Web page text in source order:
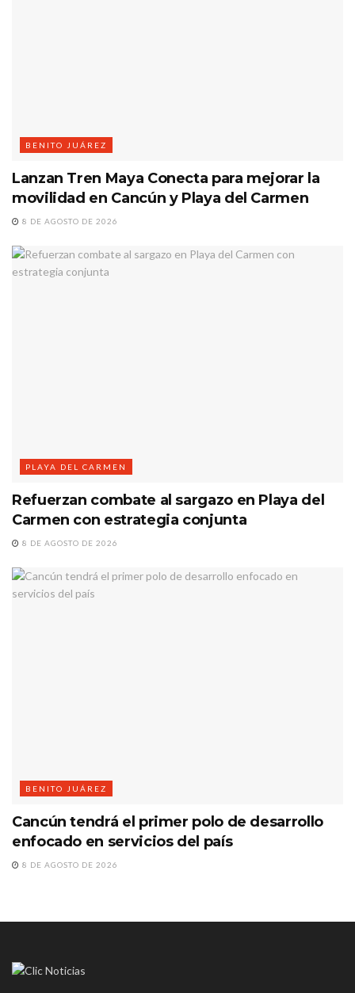
BENITO JUÁREZ
Lanzan Tren Maya Conecta para mejorar la
movilidad en Cancún y Playa del Carmen
8 DE AGOSTO DE 2026
PLAYA DEL CARMEN
Refuerzan combate al sargazo en Playa del
Carmen con estrategia conjunta
8 DE AGOSTO DE 2026
BENITO JUÁREZ
Cancún tendrá el primer polo de desarrollo
enfocado en servicios del país
8 DE AGOSTO DE 2026